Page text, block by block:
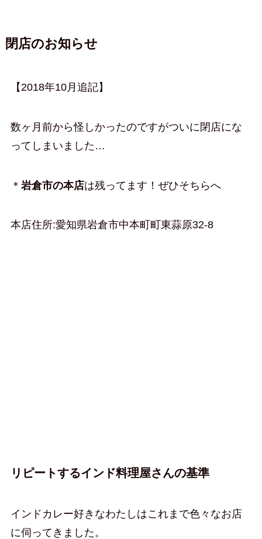
閉店のお知らせ
【2018年10月追記】
数ヶ月前から怪しかったのですがついに閉店にな
ってしまいました…
＊ 岩倉市の本店は残ってます！ぜひそちらへ
本店住所:愛知県岩倉市中本町町東蒜原32-8
リピートするインド料理屋さんの基準
インドカレー好きなわたしはこれまで色々なお店
に伺ってきました。